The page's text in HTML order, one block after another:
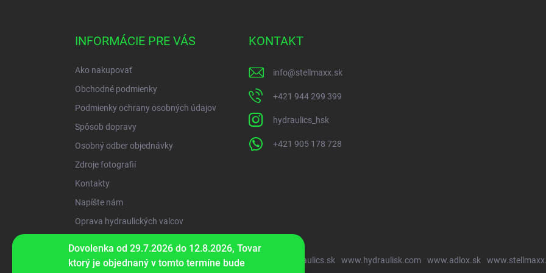
Dovolenka od 29.7.2026 do 12.8.2026, Tovar
ktorý je objednaný v tomto termíne bude
INFORMÁCIE PRE VÁS
Ako nakupovať
Obchodné podmienky
Podmienky ochrany osobných údajov
Spôsob dopravy
Osobný odber objednávky
Zdroje fotografií
Kontakty
Napíšte nám
Oprava hydraulických valcov
KONTAKT
info@stellmaxx.sk
+421 944 299 399
hydraulics_hsk
+421 905 178 728
www.hydraulics.sk www.hydraulisk.com www.adlox.sk